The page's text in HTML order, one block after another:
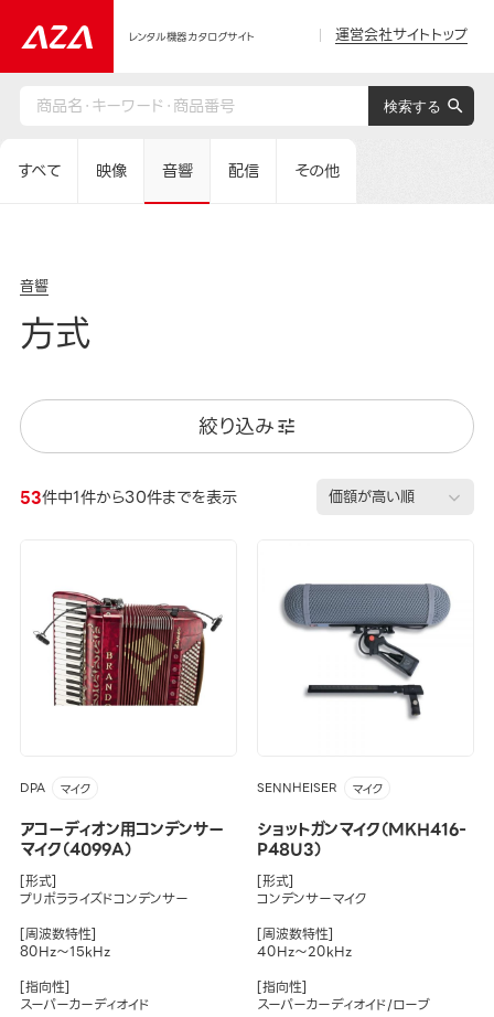
レンタル機器カタログサイト 運営会社サイトトップ
すべて 映像 音響 配信 その他
音響
方式
絞り込み
53件中1件から30件までを表示
DPA マイク
アコーディオン用コンデンサー
マイク（4099A）
[形式]
プリポラライズドコンデンサー
[周波数特性]
80Hz～15kHz
[指向性]
スーパーカーディオイド
SENNHEISER マイク
ショットガンマイク（MKH416-
P48U3）
[形式]
コンデンサーマイク
[周波数特性]
40Hz～20kHz
[指向性]
スーパーカーディオイド/ローブ